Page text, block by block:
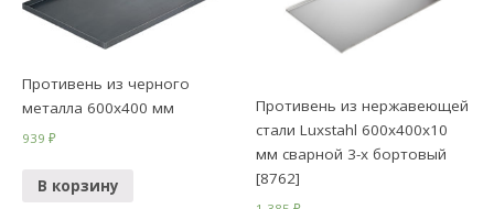
Противень из черного
металла 600х400 мм
939₽
В корзину
Противень из нержавеющей
стали Luxstahl 600х400х10
мм сварной 3-х бортовый
[8762]